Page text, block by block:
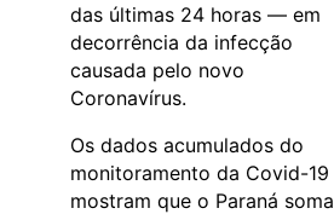
das últimas 24 horas — em
decorrência da infecção
causada pelo novo
Coronavírus.
Os dados acumulados do
monitoramento da Covid-19
mostram que o Paraná soma